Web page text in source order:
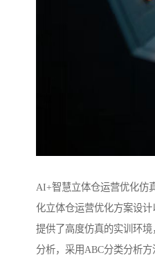
AI+智慧立体仓运营优化仿
化立体仓运营优化方案设
提供了高度仿真的实训环
分析，采用ABC分类分析